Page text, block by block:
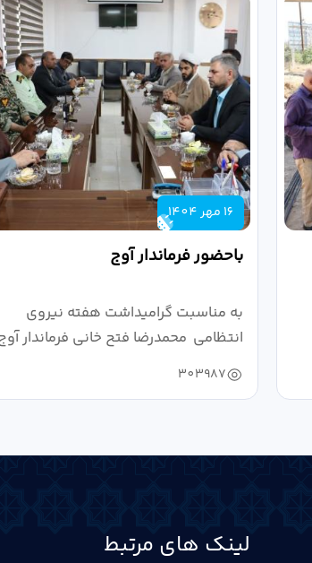
16 مهر 1404
باحضور فرماندار آوج
به مناسبت گرامیداشت هفته نیروی
انتظامی محمدرضا فتح خانی فرماندار
به...
303987
لینک های مرتبط